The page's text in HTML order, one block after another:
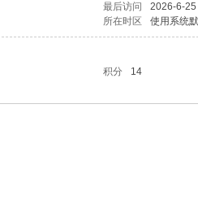
最后访问
2026-6-
所在时区 使用系统
积分 14